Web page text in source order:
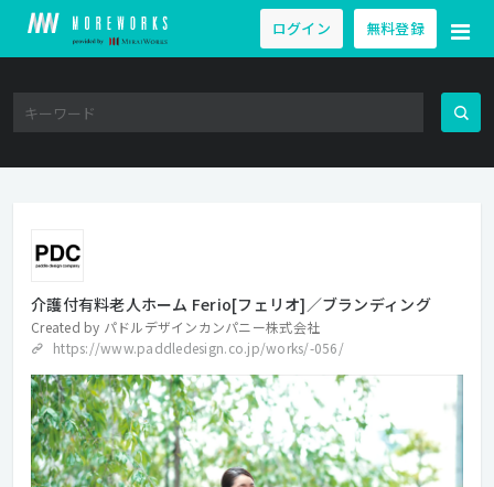
ログイン 無料登録
介護付有料老人ホーム Ferio[フェリオ]／ブランディング
Created by パドルデザインカンパニー株式会社
https://www.paddledesign.co.jp/works/-056/